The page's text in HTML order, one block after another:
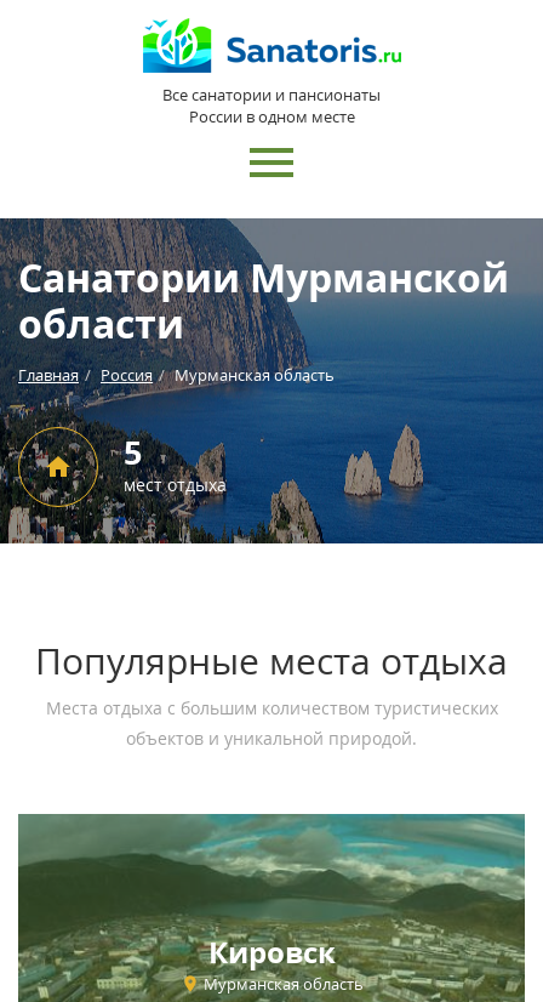
Все санатории и пансионаты
России в одном месте
Санатории Мурманской
области
Главная Россия Мурманская область
5
мест отдыха
Популярные места отдыха
Места отдыха с большим количеством туристических
объектов и уникальной природой.
Кировск
Мурманская область